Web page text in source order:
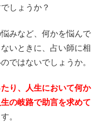
しょうか？
みなど、何かを悩んで
いときに、占い師に相
ではないでしょうか。
り、人生において何か
の岐路で助言を求めて
。